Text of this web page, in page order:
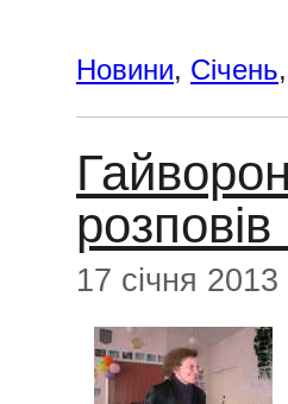
Новини, Січень
17 січня 2013